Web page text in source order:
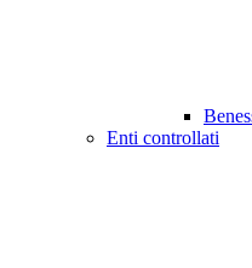
Enti controllati